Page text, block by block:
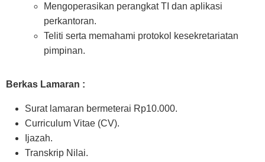
Mengoperasikan perangkat TI dan aplikasi
perkantoran.
Teliti serta memahami protokol kesekretariatan
pimpinan.
Berkas Lamaran :
Surat lamaran bermeterai Rp10.000.
Curriculum Vitae (CV).
Ijazah.
Transkrip Nilai.